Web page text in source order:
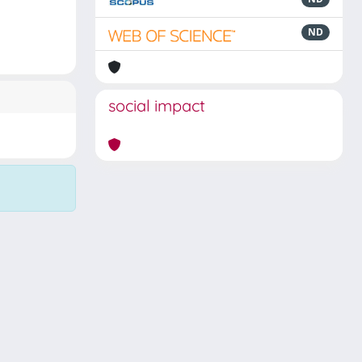
ND
social impact